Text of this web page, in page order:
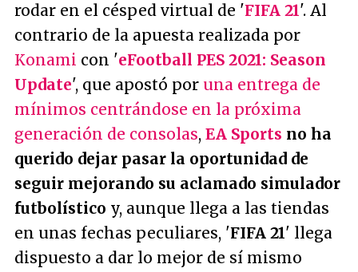
rodar en el césped virtual de 'FIFA 21'. Al
contrario de la apuesta realizada por
Konami con 'eFootball PES 2021: Season
Update', que apostó por una entrega de
mínimos centrándose en la próxima
generación de consolas, EA Sports no ha
querido dejar pasar la oportunidad de
seguir mejorando su aclamado simulador
futbolístico y, aunque llega a las tiendas
en unas fechas peculiares, 'FIFA 21' llega
dispuesto a dar lo mejor de sí mismo